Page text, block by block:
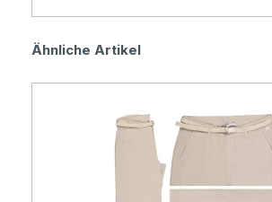
Produktgalerie überspringen
Ähnliche Artikel